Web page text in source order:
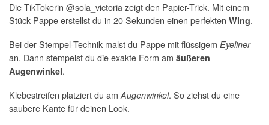
Die TikTokerin @sola_victoria zeigt den Papier-Trick. Mit einem
Stück Pappe erstellst du in 20 Sekunden einen perfekten Wing.
Bei der Stempel-Technik malst du Pappe mit flüssigem Eyeliner
an. Dann stempelst du die exakte Form am äußeren
Augenwinkel.
Klebestreifen platziert du amAugenwinkel. So ziehst du eine
saubere Kante für deinen Look.